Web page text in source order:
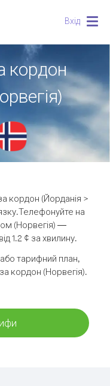
Вхід
кордон
кордон (Йорданія >
Телефонуйте на
(Норвегія) —
1.2 ¢ за хвилину.
тарифний план,
кордон (Норвегія).